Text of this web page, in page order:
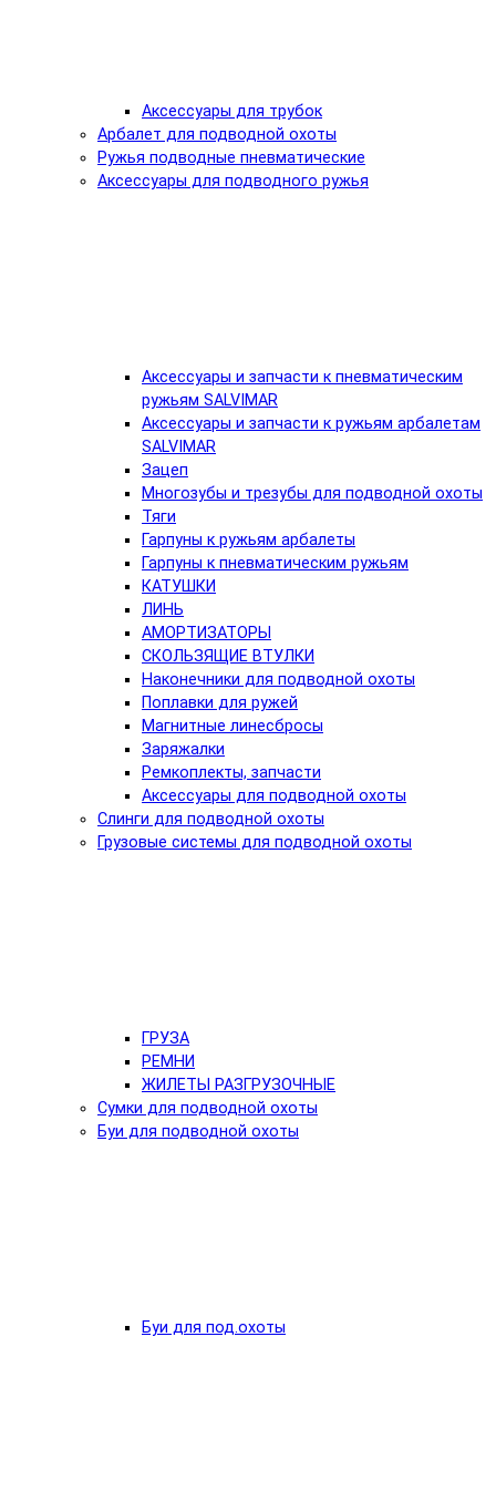
Аксессуары для трубок
Арбалет для подводной охоты
Ружья подводные пневматические
Аксессуары для подводного ружья
Аксессуары и запчасти к пневматическим
ружьям SALVIMAR
Аксессуары и запчасти к ружьям арбалетам
SALVIMAR
Зацеп
Многозубы и трезубы для подводной охоты
Тяги
Гарпуны к ружьям арбалеты
Гарпуны к пневматическим ружьям
КАТУШКИ
ЛИНЬ
АМОРТИЗАТОРЫ
СКОЛЬЗЯЩИЕ ВТУЛКИ
Наконечники для подводной охоты
Поплавки для ружей
Магнитные линесбросы
Заряжалки
Ремкоплекты, запчасти
Аксессуары для подводной охоты
Слинги для подводной охоты
Грузовые системы для подводной охоты
ГРУЗА
РЕМНИ
ЖИЛЕТЫ РАЗГРУЗОЧНЫЕ
Сумки для подводной охоты
Буи для подводной охоты
Буи для под.охоты